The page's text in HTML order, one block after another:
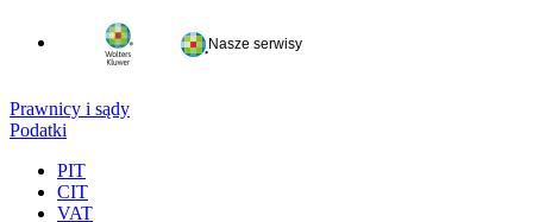
Nasze serwisy
Prawnicy i sądy
Podatki
PIT
CIT
VAT